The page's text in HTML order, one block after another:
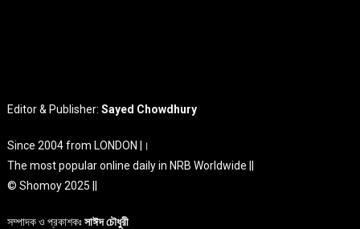
Editor & Publisher:Sayed Chowdhury
Since 2004 from LONDON |।
The most popular online daily in NRB Worldwide ||
© Shomoy 2025 ||
সম্পাদক ও প্রকাশকঃসাঈদ চৌধুরী